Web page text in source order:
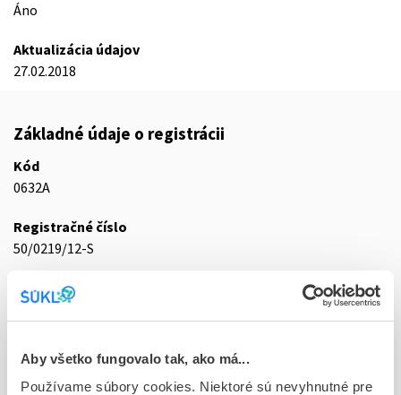
Aby všetko fungovalo tak, ako má...
Používame súbory cookies. Niektoré sú nevyhnutné pre
Áno
Aktualizácia údajov
27.02.2018
Základné údaje o registrácii
Kód
0632A
Registračné číslo
50/0219/12-S
Doplnok
tbl flm 28x50 mg (blis.PVC/PVDC/Al nepriehľ.)
D - Registrácia bez obmedzenia platnosti